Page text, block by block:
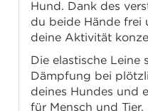
Hund. Dank des
du beide Hände frei
deine Aktivität
Die elastische Leine
Dämpfung bei
deines Hundes und
für Mensch und